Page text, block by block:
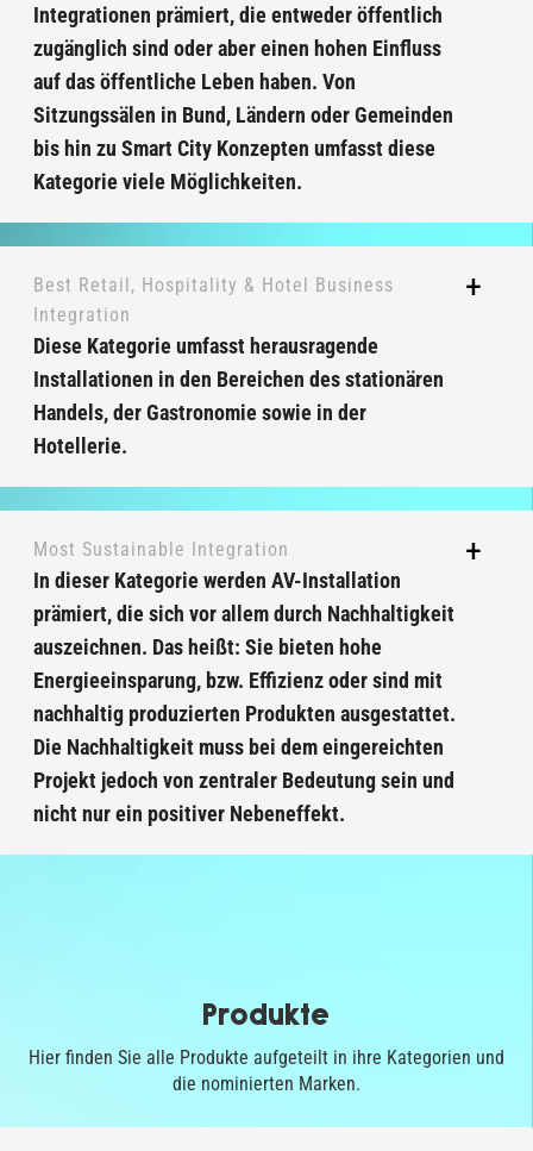
Integrationen prämiert, die entweder öffentlich
zugänglich sind oder aber einen hohen Einfluss
auf das öffentliche Leben haben. Von
Sitzungssälen in Bund, Ländern oder Gemeinden
bis hin zu Smart City Konzepten umfasst diese
Kategorie viele Möglichkeiten.
Best Retail, Hospitality & Hotel Business
Integration
Diese Kategorie umfasst herausragende
Installationen in den Bereichen des stationären
Handels, der Gastronomie sowie in der
Hotellerie.
Most Sustainable Integration
In dieser Kategorie werden AV-Installation
prämiert, die sich vor allem durch Nachhaltigkeit
auszeichnen. Das heißt: Sie bieten hohe
Energieeinsparung, bzw. Effizienz oder sind mit
nachhaltig produzierten Produkten ausgestattet.
Die Nachhaltigkeit muss bei dem eingereichten
Projekt jedoch von zentraler Bedeutung sein und
nicht nur ein positiver Nebeneffekt.
Produkte
Hier finden Sie alle Produkte aufgeteilt in ihre Kategorien und
die nominierten Marken.